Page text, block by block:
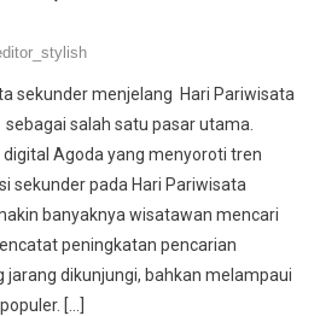
sekunder menjelang Hari Pariwisata
salah satu pasar utama.
Agoda yang menyoroti tren
sekunder pada Hari Pariwisata
banyaknya wisatawan mencari
peningkatan pencarian
jarang dikunjungi, bahkan melampaui
[…]